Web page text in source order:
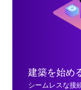
建築を始め
シームレスな接